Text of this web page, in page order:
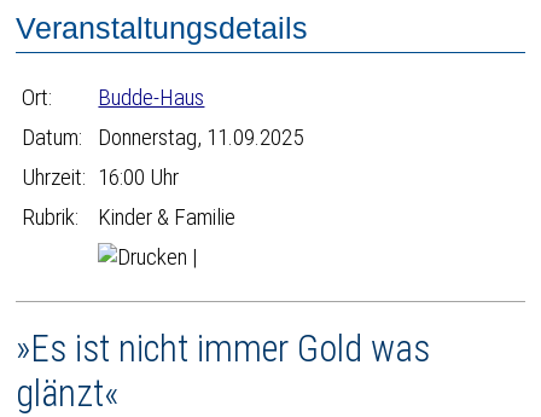
Veranstaltungsdetails
Ort:
Budde-Haus
Datum:
Donnerstag, 11.09.2025
Uhrzeit: 16:00 Uhr
Rubrik:
Kinder & Familie
|
»Es ist nicht immer Gold was
glänzt«